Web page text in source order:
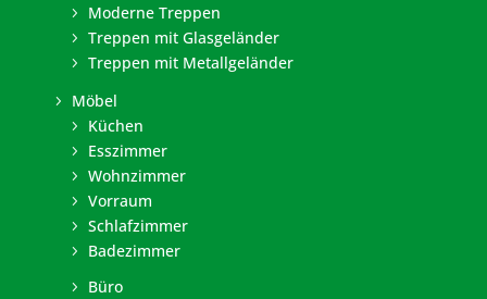
5 Moderne Treppen
5 Treppen mit Glasgeländer
5 Treppen mit Metallgeländer
5 Möbel
5 Küchen
5 Esszimmer
5 Wohnzimmer
5 Vorraum
5 Schlafzimmer
5 Badezimmer
5 Büro